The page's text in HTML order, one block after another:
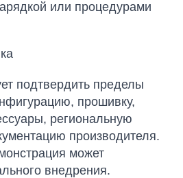
или процедурами
подтвердить пределы
прошивку,
региональную
производителя.
может
внедрения.